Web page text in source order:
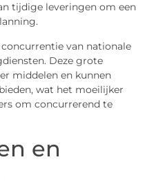
tijdige leveringen om een
van nationale
Deze grote
middelen en kunnen
wat het moeilijker
om concurrerend te
en